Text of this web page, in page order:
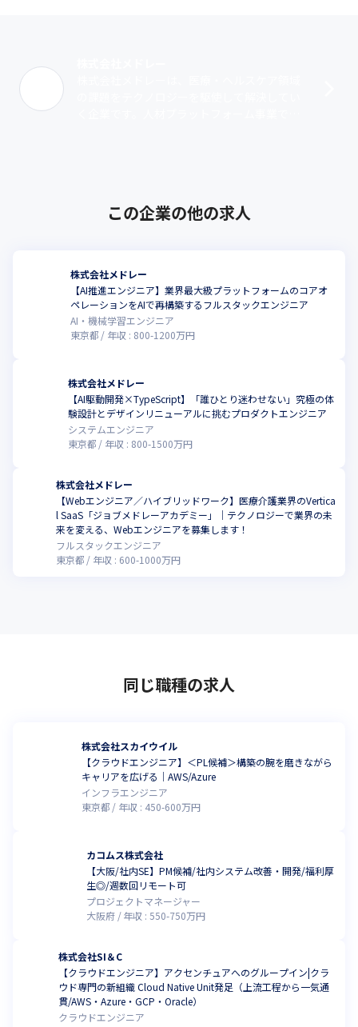
この企業の他の求人
株式会社メドレー
【AI推進エンジニア】業界最大級プラットフォームのコアオ
ペレーションをAIで再構築するフルスタックエンジニア
AI・機械学習エンジニア
東京都
年収 : 800-1200万円
株式会社メドレー
【AI駆動開発×TypeScript】「誰ひとり迷わせない」究極の体
験設計とデザインリニューアルに挑むプロダクトエンジニア
システムエンジニア
東京都
年収 : 800-1500万円
株式会社メドレー
【Webエンジニア／ハイブリッドワーク】医療介護業界のVertica
l SaaS「ジョブメドレーアカデミー」｜テクノロジーで業界の未
来を変える、Webエンジニアを募集します！
フルスタックエンジニア
東京都
年収 : 600-1000万円
同じ職種の求人
株式会社スカイウイル
【クラウドエンジニア】＜PL候補＞構築の腕を磨きながら
キャリアを広げる｜AWS/Azure
インフラエンジニア
東京都
年収 : 450-600万円
カコムス株式会社
【大阪/社内SE】PM候補/社内システム改善・開発/福利厚
生◎/週数回リモート可
プロジェクトマネージャー
大阪府
年収 :550-750万円
株式会社SI＆C
【クラウドエンジニア】アクセンチュアへのグループイン|クラ
ウド専門の新組織 Cloud Native Unit発足（上流工程から一気通
貫/AWS・Azure・GCP・Oracle）
クラウドエンジニア